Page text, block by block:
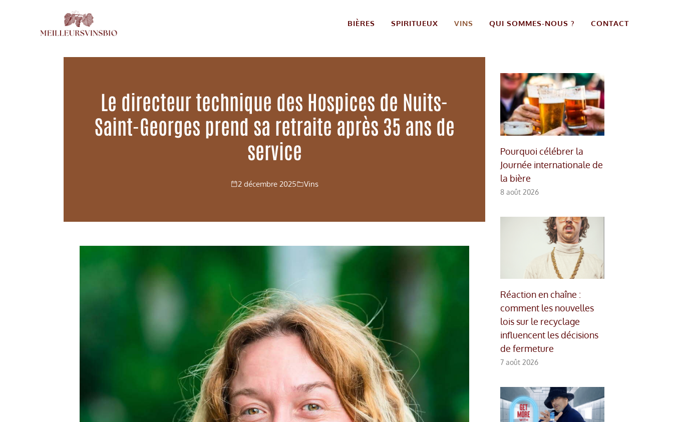
BIÈRES SPIRITUEUX VINS QUI SOMMES-NOUS ? CONTACT
Le directeur technique des Hospices de Nuits-
Saint-Georges prend sa retraite après 35 ans de
service
2 décembre 2025 Vins
Pourquoi célébrer la
Journée internationale de
la bière
8 août 2026
Réaction en chaîne :
comment les nouvelles
lois sur le recyclage
influencent les décisions
de fermeture
7 août 2026